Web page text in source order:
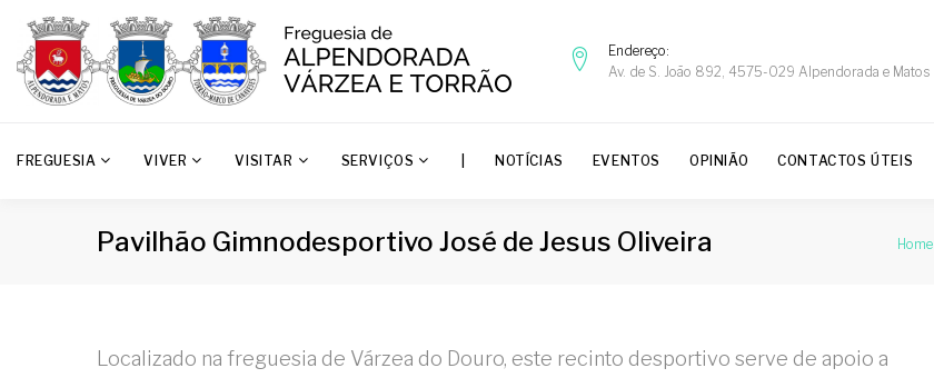
Endereço
Av. de S. João 892, 4575-029 Alpendorada e Matos
FREGUESIA VIVER VISITAR SERVIÇOS NOTÍCIAS EVENTOS OPINIÃO CONTACTOS ÚTEIS
Pavilhão Gimnodesportivo José de Jesus Oliveira Home
Localizado na freguesia de Várzea do Douro, este recinto desportivo serve de apoio a